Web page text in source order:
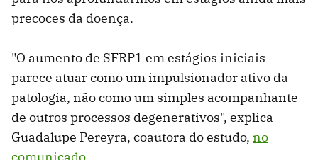
precoces da doença.
"O aumento de SFRP1 em estágios iniciais
parece atuar como um impulsionador ativo da
patologia, não como um simples acompanhante
de outros processos degenerativos", explica
Guadalupe Pereyra, coautora do estudo, no